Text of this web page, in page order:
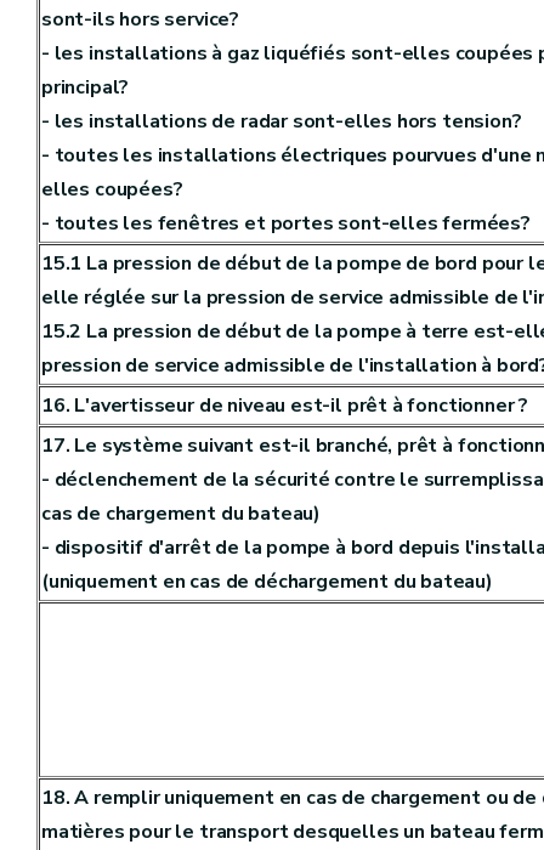
sont-ils hors service?
- les installations à gaz liquéfiés sont-elles coupées
principal?
- les installations de radar sont-elles hors tension?
- toutes les installations électriques pourvues d'une
elles coupées?
- toutes les fenêtres et portes sont-elles fermées?
15.1 La pression de début de la pompe de bord pour
elle réglée sur la pression de service admissible de
15.2 La pression de début de la pompe à terre est-
pression de service admissible de l'installation à
16. L'avertisseur de niveau est-il prêt à fonctionner ?
17. Le système suivant est-il branché, prêt à
- déclenchement de la sécurité contre le
cas de chargement du bateau)
- dispositif d'arrêt de la pompe à bord depuis
(uniquement en cas de déchargement du bateau)
18. A remplir uniquement en cas de chargement ou
matières pour le transport desquelles un bateau